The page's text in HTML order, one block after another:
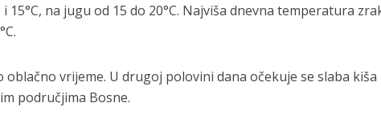
na jugu od 15 do 20°C. Najviša dnevna temperatura
vrijeme. U drugoj polovini dana očekuje se slaba kiša
područjima Bosne.